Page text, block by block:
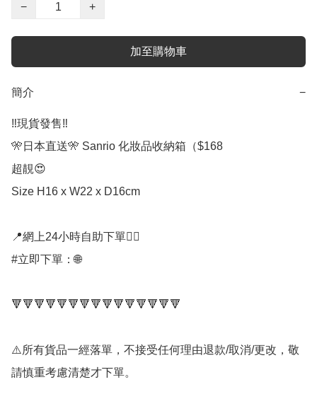
−
+
加至購物車
簡介 −
‼️現貨發售‼️
🎌日本直送🎌 Sanrio 化妝品收納箱（$168
超靚😍
Size H16 x W22 x D16cm
📍網上24小時自助下單👍🏻
#立即下單：🌐
🔻🔻🔻🔻🔻🔻🔻🔻🔻🔻🔻🔻🔻🔻🔻
⚠️所有貨品一經落單，不接受任何理由退款/取消/更改，敬
請慎重考慮清楚才下單。